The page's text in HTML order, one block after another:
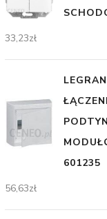
33,23zł
601235
56,63zł